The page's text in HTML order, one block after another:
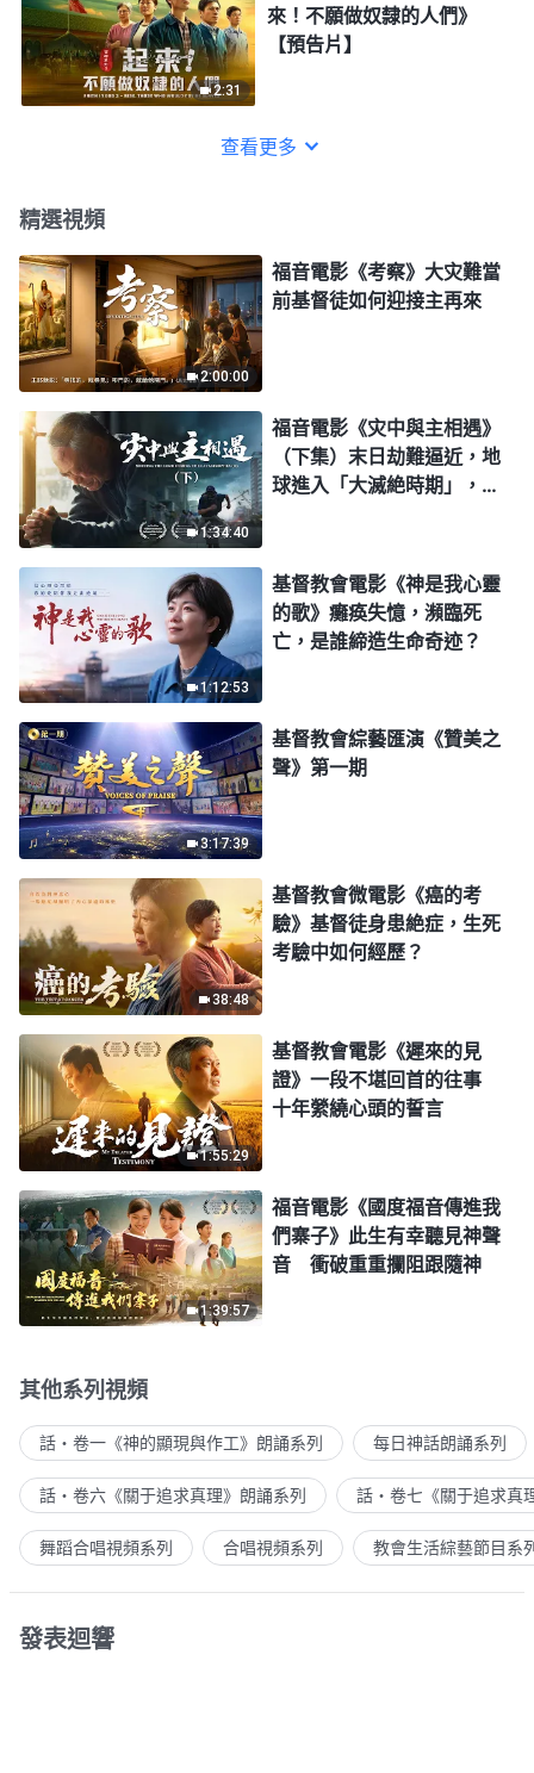
2:31
來！不願做奴隸的人們》
【預告片】
查看更多
精選視頻
2:00:00
福音電影《考察》大灾難當
前基督徒如何迎接主再來
1:34:40
福音電影《灾中與主相遇》
（下集）末日劫難逼近，地
球進入「大滅絶時期」，人
1:12:53
基督教會電影《神是我心靈
的歌》癱痪失憶，瀕臨死
亡，是誰締造生命奇迹？
3:17:39
基督教會綜藝匯演《贊美之
聲》第一期
38:48
基督教會微電影《癌的考
驗》基督徒身患絶症，生死
考驗中如何經歷？
1:55:29
基督教會電影《遲來的見
證》一段不堪回首的往事
十年縈繞心頭的誓言
1:39:57
福音電影《國度福音傳進我
們寨子》此生有幸聽見神聲
音 衝破重重攔阻跟隨神
其他系列視頻
話・卷一《神的顯現與作工》朗誦系列 每日神話朗誦系列
話・卷六《關于追求真理》朗誦系列 話・卷七《關于追求真
舞蹈合唱視頻系列 合唱視頻系列 教會生活綜藝節目系
發表迴響